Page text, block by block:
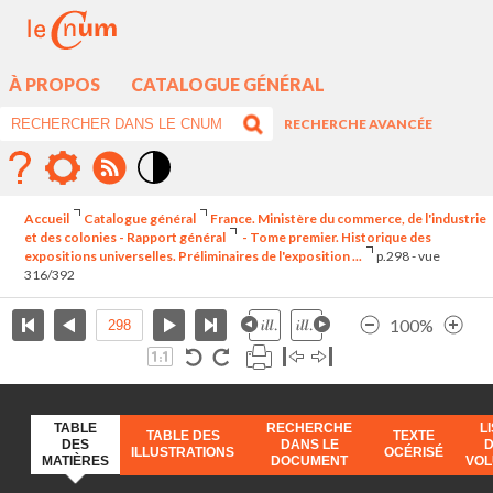
À PROPOS CATALOGUE GÉNÉRAL
RECHERCHE AVANCÉE
élévé
Accueil Catalogue général
France. Ministère du commerce, de l'industrie
et des colonies - Rapport général
- Tome premier. Historique des
expositions universelles. Préliminaires de l'exposition ...
p.298 - vue
316/392
100%
TABLE
DES
MATIÈRES
TABLE DES
ILLUSTRATIONS
RECHERCHE
DANS LE
DOCUMENT
TEXTE
OCÉRISÉ